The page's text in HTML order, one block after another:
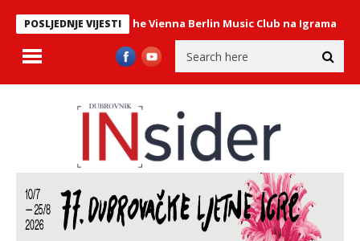
POSLJEDNJE VIJESTI
Philharmonix – The Vienna Berlin Music Club na Igrama U